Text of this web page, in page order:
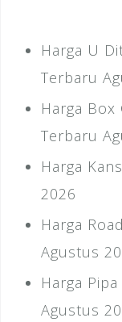
Harga U
Terbaru
Harga
Terbaru
Harga
2026
Harga
Agustus
Harga
Agustus